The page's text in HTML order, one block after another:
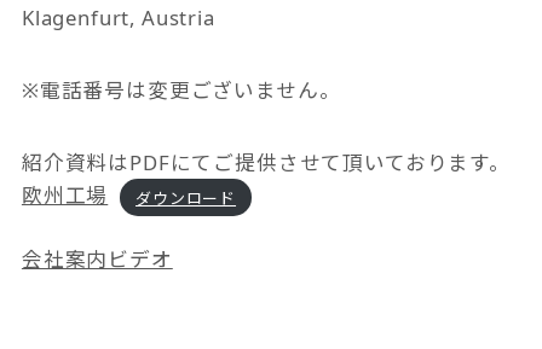
Klagenfurt, Austria
※電話番号は変更ございません。
紹介資料はPDFにてご提供させて頂いております。
欧州工場
ダウンロード
会社案内ビデオ